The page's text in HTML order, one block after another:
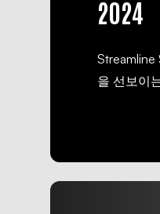
2024
을 선보이